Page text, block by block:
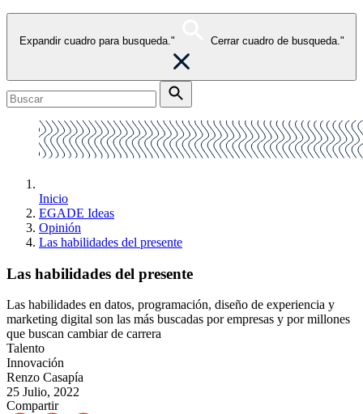
Expandir cuadro para busqueda." Cerrar cuadro de busqueda."
Inicio
EGADE Ideas
Opinión
Las habilidades del presente
Las habilidades del presente
Las habilidades en datos, programación, diseño de experiencia y
marketing digital son las más buscadas por empresas y por millones
que buscan cambiar de carrera
Talento
Innovación
Renzo Casapía
25 Julio, 2022
Compartir